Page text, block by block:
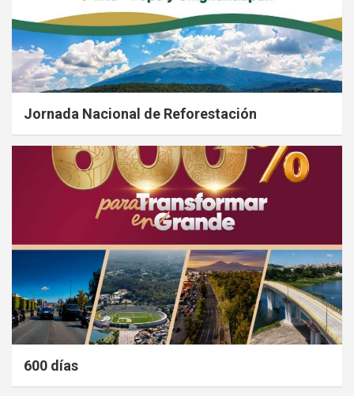
Jornada Nacional de Reforestación
600 días